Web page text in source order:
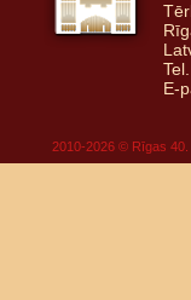
E-
2010-2026 © Rīgas